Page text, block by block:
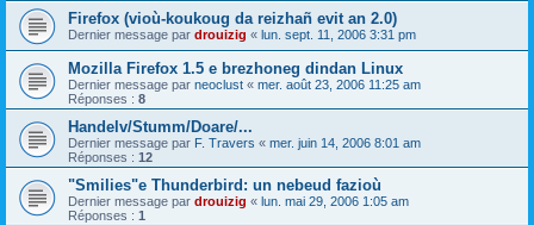
Firefox (vioù-koukoug da reizhañ evit an 2.0)
Dernier message par drouizig « lun. sept. 11, 2006 3:31 pm
Mozilla Firefox 1.5 e brezhoneg dindan Linux
Dernier message par neoclust « mer. août 23, 2006 11:25 am
Réponses : 8
Handelv/Stumm/Doare/...
Dernier message par F. Travers « mer. juin 14, 2006 8:01 am
Réponses : 12
"Smilies"e Thunderbird: un nebeud fazioù
Dernier message par drouizig « lun. mai 29, 2006 1:05 am
Réponses : 1